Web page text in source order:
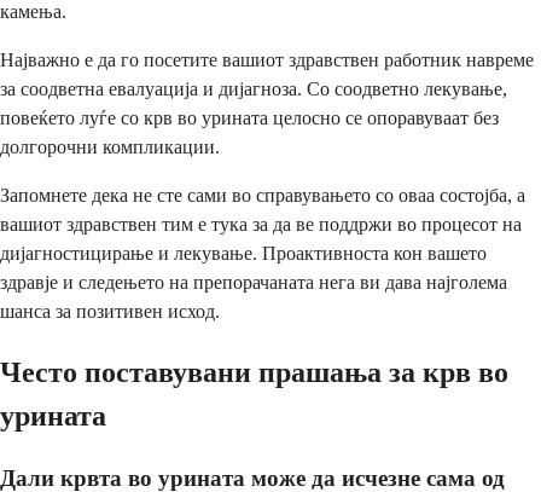
камења.
Најважно е да го посетите вашиот здравствен работник навреме
за соодветна евалуација и дијагноза. Со соодветно лекување,
повеќето луѓе со крв во урината целосно се опоравуваат без
долгорочни компликации.
Запомнете дека не сте сами во справувањето со оваа состојба, а
вашиот здравствен тим е тука за да ве поддржи во процесот на
дијагностицирање и лекување. Проактивноста кон вашето
здравје и следењето на препорачаната нега ви дава најголема
шанса за позитивен исход.
Често поставувани прашања за крв во
урината
Дали крвта во урината може да исчезне сама од